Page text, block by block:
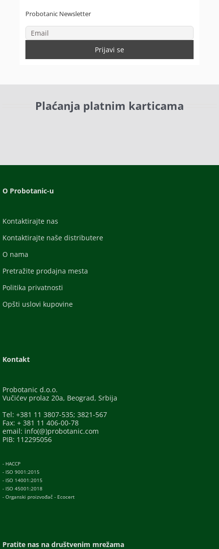
Probotanic Newsletter
Plaćanja platnim karticama
O Probotanic-u
Kontaktirajte nas
Kontaktirajte naše distributere
O nama
Pretražite prodajna mesta
Politika privatnosti
Opšti uslovi kupovine
Kontakt
Probotanic d.o.o.
Vučićev prolaz 20a, Beograd, Srbija
Tel: +381 11 3807-535; 3821-567
Fax: + 381 11 406-00-78
email: info(@)probotanic.com
PIB: 112295056
- HACCP
- ISO 9001:2015
- ISO 14001:2015
- ISO 45001:2018
- Organski proizvođač - Ecocert
Pratite nas na društvenim mrežama